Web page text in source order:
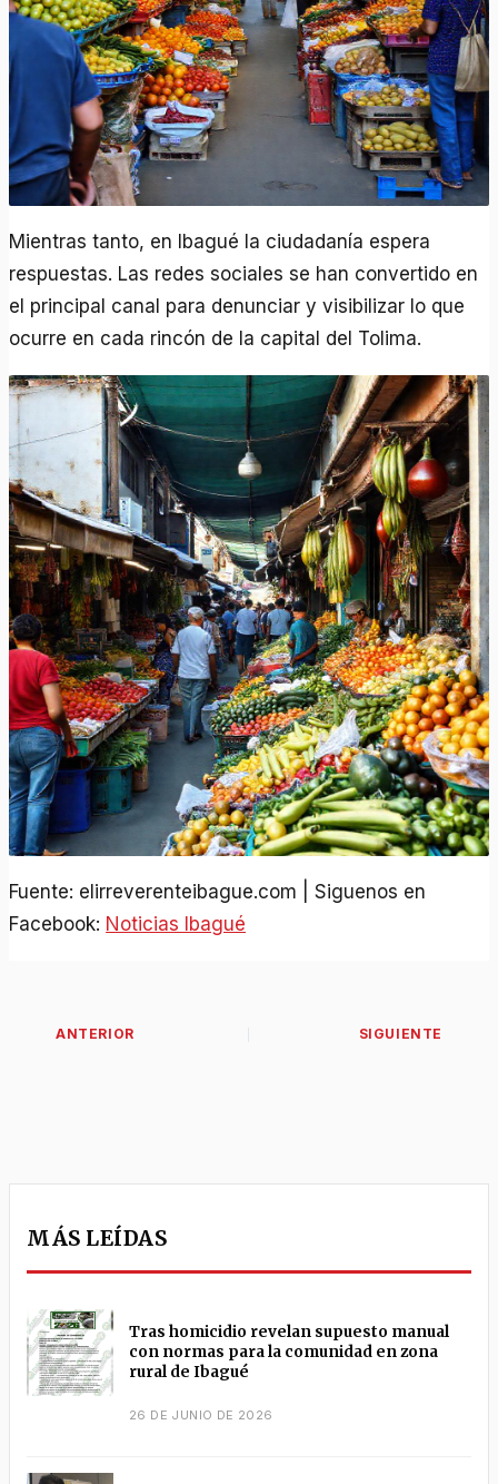
Mientras tanto, en Ibagué la ciudadanía espera
respuestas. Las redes sociales se han convertido en
el principal canal para denunciar y visibilizar lo que
ocurre en cada rincón de la capital del Tolima.
Fuente: elirreverenteibague.com | Siguenos en
Facebook: Noticias Ibagué
MÁS LEÍDAS
Tras homicidio revelan supuesto manual
con normas para la comunidad en zona
rural de Ibagué
26 DE JUNIO DE 2026